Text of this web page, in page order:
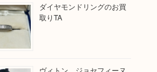
ダイヤモンドリングのお買
取りTA